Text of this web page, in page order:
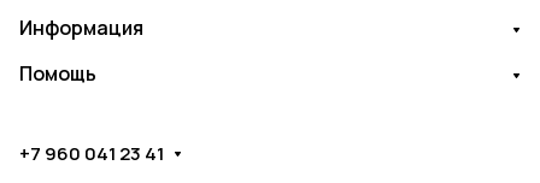
Информация
Помощь
+7 960 041 23 41